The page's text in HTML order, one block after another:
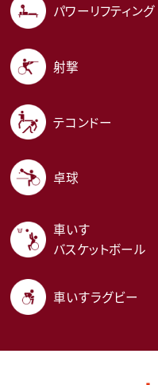
パワーリフティング
射撃
テコンドー
卓球
車いす
バスケットボール
車いすラグビー